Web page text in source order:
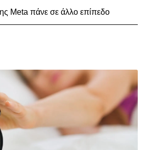
Meta πάνε σε άλλο επίπεδο